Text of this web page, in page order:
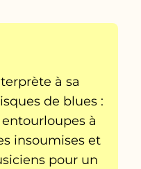
à sa
de blues :
à
insoumises et
pour un